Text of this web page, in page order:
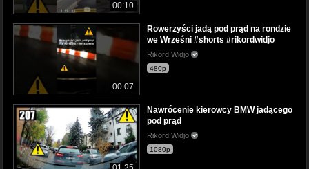
00:10
00:07
Rowerzyści jadą pod prąd na rondzie
we Wrześni #shorts #rikordwidjo
Rikord Widjo
480p
Nawrócenie kierowcy BMW jadącego
pod prąd
Rikord Widjo
1080p